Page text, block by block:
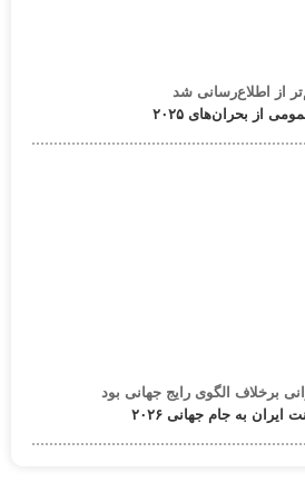
از اطلاع‌رسانی شد
برخلاف الگوی رایج جهانی بود
به جام جهانی ۲۰۲۶